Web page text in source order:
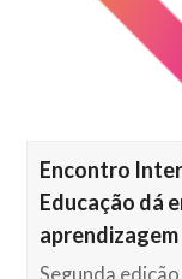
Encontro
Educação dá
aprendizagem
Segunda